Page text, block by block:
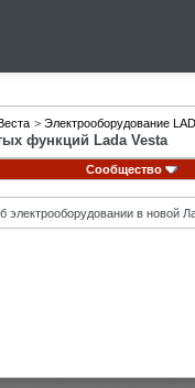
> Электрооборудование
функций Lada Vesta
Сообщество
электрооборудовании в новой